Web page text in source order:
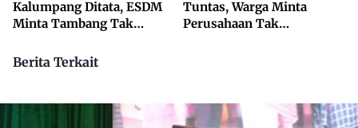
Kalumpang Ditata, ESDM
Minta Tambang Tak
Tuntas, Warga Minta
Perusahaan Tak
Berita Terkait